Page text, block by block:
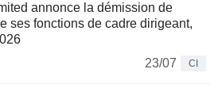
annonce la démission de
ses fonctions de cadre dirigeant,
23/07
CI